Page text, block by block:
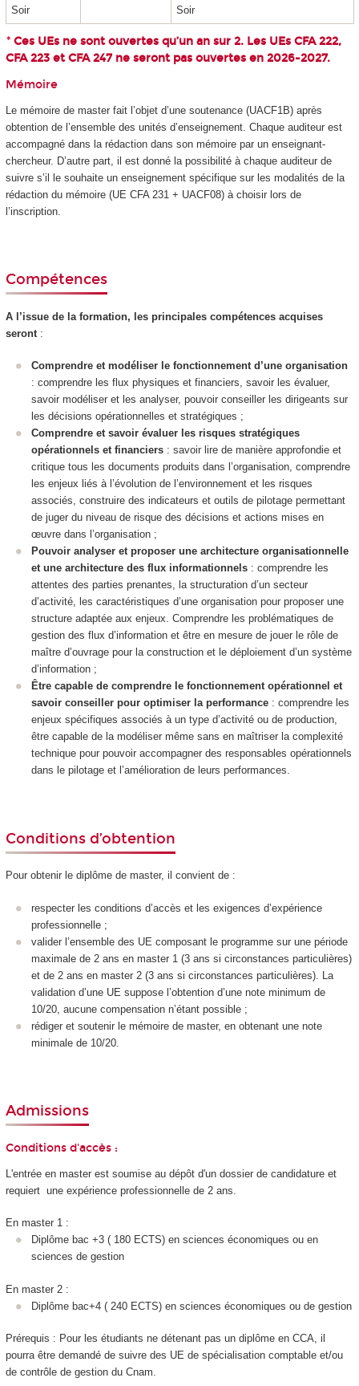
Soir Soir
* Ces UEs ne sont ouvertes qu’un an sur 2. Les UEs CFA 222,
CFA 223 et CFA 247 ne seront pas ouvertes en 2026-2027.
Mémoire
Le mémoire de master fait l’objet d’une soutenance (UACF1B) après
obtention de l’ensemble des unités d’enseignement. Chaque auditeur est
accompagné dans la rédaction dans son mémoire par un enseignant-
chercheur. D’autre part, il est donné la possibilité à chaque auditeur de
suivre s’il le souhaite un enseignement spécifique sur les modalités de la
rédaction du mémoire (UE CFA 231 + UACF08) à choisir lors de
l’inscription.
Compétences
A l’issue de la formation, les principales compétences acquises
seront:
Comprendre et modéliser le fonctionnement d’une organisation
: comprendre les flux physiques et financiers, savoir les évaluer,
savoir modéliser et les analyser, pouvoir conseiller les dirigeants sur
les décisions opérationnelles et stratégiques ;
Comprendre et savoir évaluer les risques stratégiques
opérationnels et financiers : savoir lire de manière approfondie et
critique tous les documents produits dans l’organisation, comprendre
les enjeux liés à l’évolution de l’environnement et les risques
associés, construire des indicateurs et outils de pilotage permettant
de juger du niveau de risque des décisions et actions mises en
œuvre dans l’organisation ;
Pouvoir analyser et proposer une architecture organisationnelle
et une architecture des flux informationnels : comprendre les
attentes des parties prenantes, la structuration d’un secteur
d’activité, les caractéristiques d’une organisation pour proposer une
structure adaptée aux enjeux. Comprendre les problématiques de
gestion des flux d’information et être en mesure de jouer le rôle de
maître d’ouvrage pour la construction et le déploiement d’un système
d’information ;
Être capable de comprendre le fonctionnement opérationnel et
savoir conseiller pour optimiser la performance : comprendre les
enjeux spécifiques associés à un type d’activité ou de production,
être capable de la modéliser même sans en maîtriser la complexité
technique pour pouvoir accompagner des responsables opérationnels
dans le pilotage et l’amélioration de leurs performances.
Conditions d’obtention
Pour obtenir le diplôme de master, il convient de :
respecter les conditions d’accès et les exigences d’expérience
professionnelle ;
valider l’ensemble des UE composant le programme sur une période
maximale de 2 ans en master 1 (3 ans si circonstances particulières)
et de 2 ans en master 2 (3 ans si circonstances particulières). La
validation d’une UE suppose l’obtention d’une note minimum de
10/20, aucune compensation n’étant possible ;
rédiger et soutenir le mémoire de master, en obtenant une note
minimale de 10/20.
Admissions
Conditions d'accès :
L'entrée en master est soumise au dépôt d'un dossier de candidature et
requiert une expérience professionnelle de 2 ans.
En master 1 :
Diplôme bac +3 ( 180 ECTS) en sciences économiques ou en
sciences de gestion
En master 2 :
Diplôme bac+4 ( 240 ECTS) en sciences économiques ou de gestion
Prérequis : Pour les étudiants ne détenant pas un diplôme en CCA, il
pourra être demandé de suivre des UE de spécialisation comptable et/ou
de contrôle de gestion du Cnam.